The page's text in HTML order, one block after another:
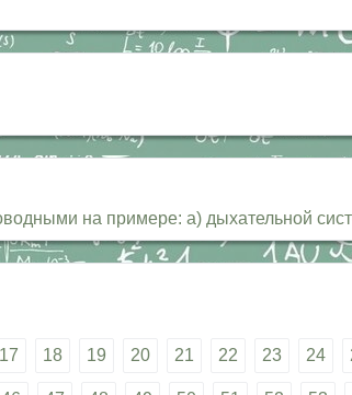
на примере: а) дыхательной
17 18 19 20 21 22 23 24